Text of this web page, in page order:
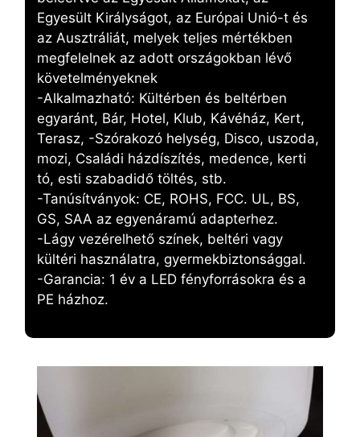
Egyesült Királyságot, az Európai Unió-t és
az Ausztráliát, melyek teljes mértékben
megfelelnek az adott országokban lévő
követelményeknek
-Alkalmazható: Kültérben és beltérben
egyaránt, Bár, Hotel, Klub, Kávéház, Kert,
Terasz, -Szórakozó helység, Disco, uszoda,
mozi, Családi házdíszítés, medence, kerti
tó, esti szabadidő töltés, stb.
-Tanúsítványok: CE, ROHS, FCC. UL, BS,
GS, SAA az egyenáramú adapterhez.
-Lágy vezérelhető színek, beltéri vagy
kültéri használatra, gyermekbiztonsággal.
-Garancia: 1 év a LED fényforrásokra és a
PE házhoz.